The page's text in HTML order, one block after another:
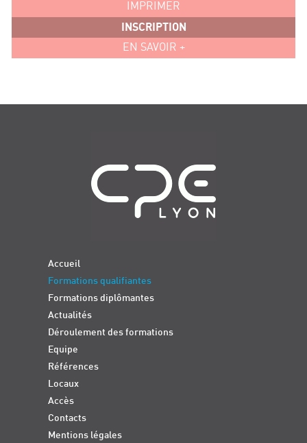
IMPRIMER
INSCRIPTION
EN SAVOIR +
Accueil
Formations qualifiantes
Formations diplômantes
Actualités
Déroulement des formations
Equipe
Références
Locaux
Accès
Contacts
Mentions légales